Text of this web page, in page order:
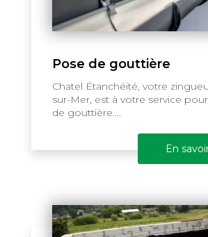
Pose de gouttière
Chatel Étanchéité, votre
sur-Mer, est à votre service
de gouttière....
En